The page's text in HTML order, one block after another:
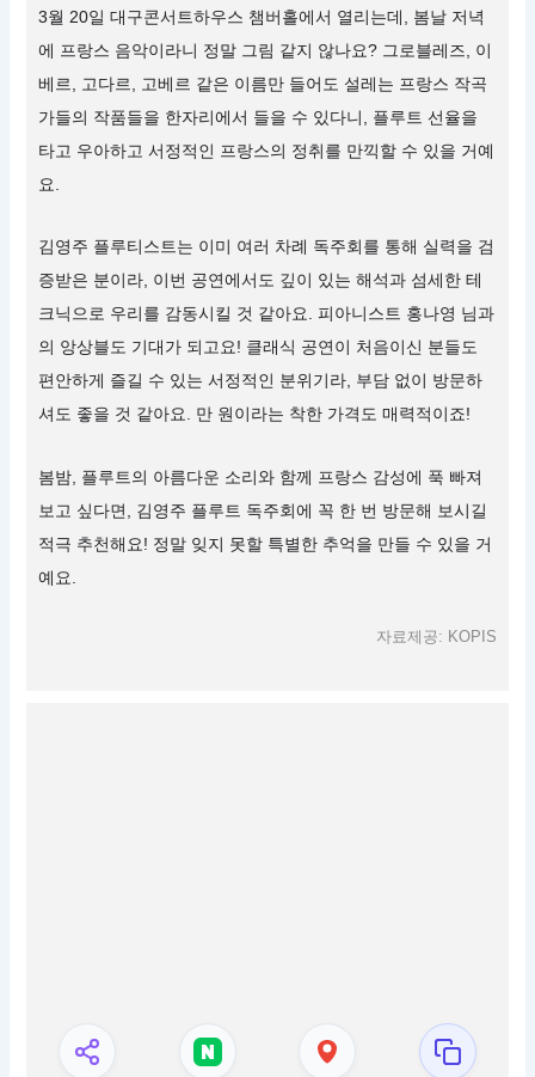
3월 20일 대구콘서트하우스 챔버홀에서 열리는데, 봄날 저녁
에 프랑스 음악이라니 정말 그림 같지 않나요? 그로블레즈, 이
베르, 고다르, 고베르 같은 이름만 들어도 설레는 프랑스 작곡
가들의 작품들을 한자리에서 들을 수 있다니, 플루트 선율을
타고 우아하고 서정적인 프랑스의 정취를 만끽할 수 있을 거예
요.
김영주 플루티스트는 이미 여러 차례 독주회를 통해 실력을 검
증받은 분이라, 이번 공연에서도 깊이 있는 해석과 섬세한 테
크닉으로 우리를 감동시킬 것 같아요. 피아니스트 홍나영 님과
의 앙상블도 기대가 되고요! 클래식 공연이 처음이신 분들도
편안하게 즐길 수 있는 서정적인 분위기라, 부담 없이 방문하
셔도 좋을 것 같아요. 만 원이라는 착한 가격도 매력적이죠!
봄밤, 플루트의 아름다운 소리와 함께 프랑스 감성에 푹 빠져
보고 싶다면, 김영주 플루트 독주회에 꼭 한 번 방문해 보시길
적극 추천해요! 정말 잊지 못할 특별한 추억을 만들 수 있을 거
예요.
자료제공: KOPIS